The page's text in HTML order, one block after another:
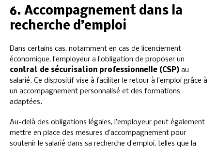
6. Accompagnement dans la
recherche d’emploi
Dans certains cas, notamment en cas de licenciement
économique, l’employeur a l’obligation de proposer un
contrat de sécurisation professionnelle (CSP) au
salarié. Ce dispositif vise à faciliter le retour à l’emploi grâce à
un accompagnement personnalisé et des formations
adaptées.
Au-delà des obligations légales, l’employeur peut également
mettre en place des mesures d’accompagnement pour
soutenir le salarié dans sa recherche d’emploi, telles que la